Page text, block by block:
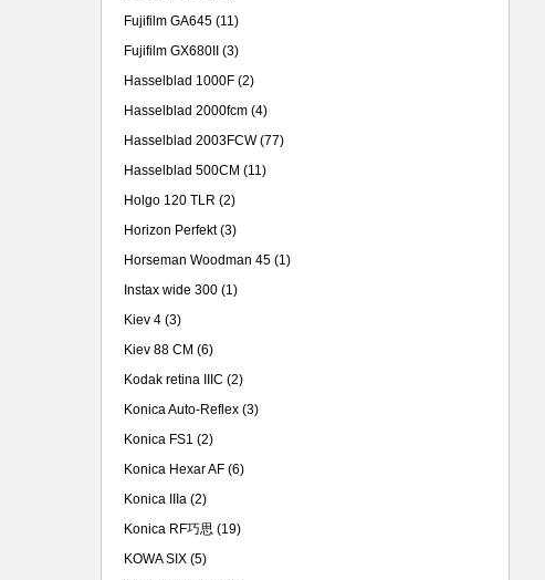
Fujifilm GA645 (11)
Fujifilm GX680II
(3)
Hasselblad 1000F (2)
Hasselblad 2000fcm (4)
Hasselblad 2003FCW(77)
Hasselblad 500CM (11)
Holgo 120 TLR (2)
Horizon Perfekt(3)
Horseman Woodman 45 (1)
Instax wide 300 (1)
Kiev 4 (3)
Kiev 88 CM (6)
Kodak retina IIIC (2)
Konica Auto-Reflex (3)
Konica FS1 (2)
Konica Hexar AF (6)
Konica IIIa (2)
Konica RF巧思 (19)
KOWA SIX (5)